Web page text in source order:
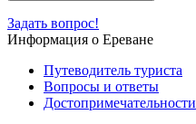
Задать вопрос!
Информация о Ереване
Путеводитель туриста
Вопросы и ответы
Достопримечательности